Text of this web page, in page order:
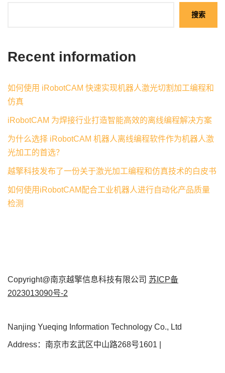
搜索
Recent information
如何使用 iRobotCAM 快速实现机器人激光切割加工编程和
仿真
iRobotCAM 为焊接行业打造智能高效的离线编程解决方案
为什么选择 iRobotCAM 机器人离线编程软件作为机器人激
光加工的首选？
越擎科技发布了一份关于激光加工编程和仿真技术的白皮书
如何使用iRobotCAM配合工业机器人进行自动化产品质量
检测
Copyright@南京越擎信息科技有限公司 苏ICP备
2023013090号-2
Nanjing Yueqing Information Technology Co., Ltd
Address：南京市玄武区中山路268号1601 |